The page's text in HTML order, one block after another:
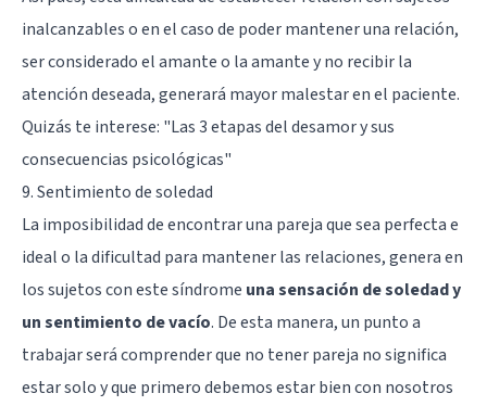
inalcanzables o en el caso de poder mantener una relación,
ser considerado el amante o la amante y no recibir la
atención deseada, generará mayor malestar en el paciente.
Quizás te interese: "Las 3 etapas del desamor y sus
consecuencias psicológicas"
9. Sentimiento de soledad
La imposibilidad de encontrar una pareja que sea perfecta e
ideal o la dificultad para mantener las relaciones, genera en
los sujetos con este síndrome una sensación de soledad y
un sentimiento de vacío. De esta manera, un punto a
trabajar será comprender que no tener pareja no significa
estar solo y que primero debemos estar bien con nosotros